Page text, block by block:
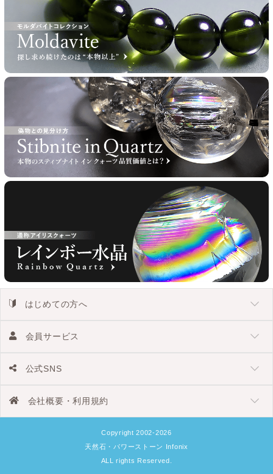
はじめての方へ
会員サービス
公式SNS
会社概要・利用規約
Copyright 2002-2026
天然石・パワーストーン Infonix
ALL rights Reserved.